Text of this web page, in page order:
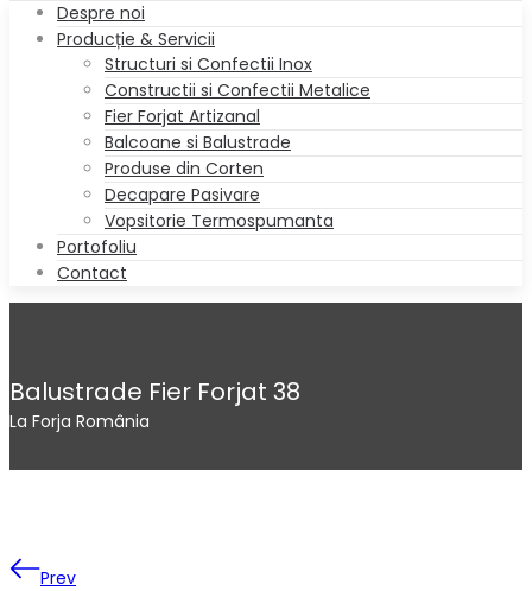
Despre noi
Producție & Servicii
Structuri si Confectii Inox
Constructii si Confectii Metalice
Fier Forjat Artizanal
Balcoane si Balustrade
Produse din Corten
Decapare Pasivare
Vopsitorie Termospumanta
Portofoliu
Contact
Balustrade Fier Forjat 38
La Forja România
Prev